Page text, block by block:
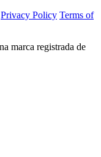
Privacy Policy Terms of
marca registrada de